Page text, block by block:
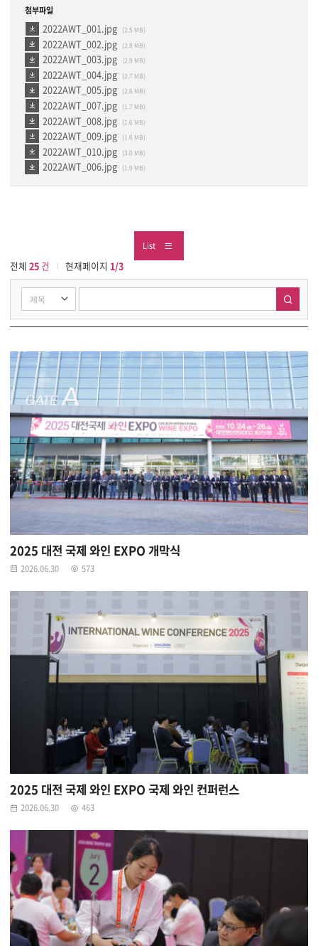
첨부파일
2022AWT_001.jpg (2.5 MB)
2022AWT_002.jpg (2.8 MB)
2022AWT_003.jpg (2.9 MB)
2022AWT_004.jpg (2.7 MB)
2022AWT_005.jpg (2.6 MB)
2022AWT_007.jpg (1.7 MB)
2022AWT_008.jpg (1.6 MB)
2022AWT_009.jpg (1.6 MB)
2022AWT_010.jpg (3.0 MB)
2022AWT_006.jpg (1.9 MB)
List
전체 25 건 현재페이지 1/3
2025 대전 국제 와인 EXPO 개막식
2026.06.30 573
2025 대전 국제 와인 EXPO 국제 와인 컨퍼런스
2026.06.30 463